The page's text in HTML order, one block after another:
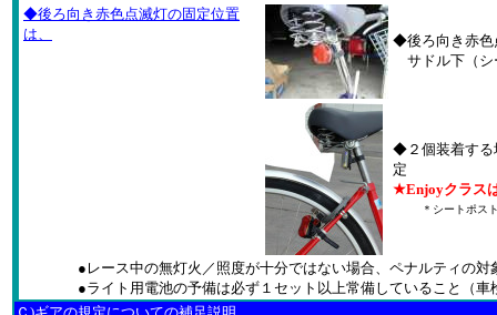
◆後ろ向き赤色点滅灯の固定位置
は、
◆後ろ向き赤色
サドル下（シ
◆２個装着する
定
★Enjoyクラス
＊シートポス
●レース中の無灯火／照度が十分ではない場合、ペナルティの対
●ライト用電池の予備は必ず１セット以上常備していること（車検